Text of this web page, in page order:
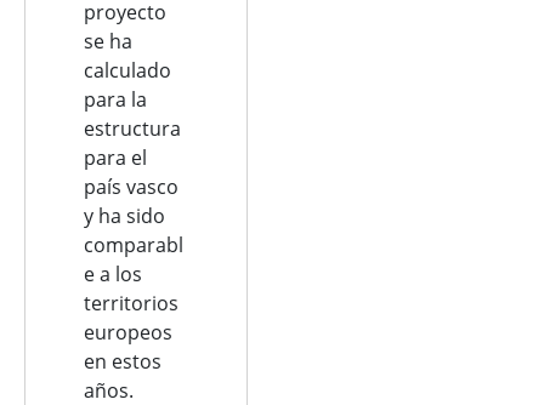
proyecto
se ha
calculado
para la
estructura
para el
país vasco
y ha sido
comparabl
e a los
territorios
europeos
en estos
años.